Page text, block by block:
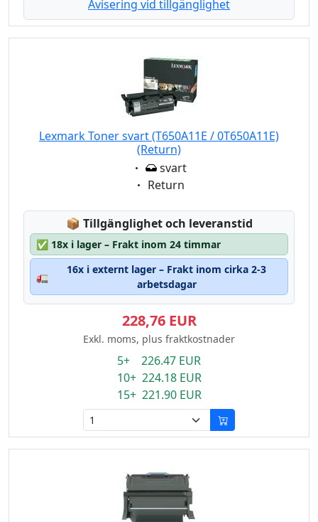
Avisering vid tillgänglighet
Lexmark Toner svart (T650A11E / 0T650A11E)
(Return)
Eigenschaft:
svart
Eigenschaft:
Return
📦 Lagerstatus:
Tillgänglighet och leveranstid
✅ 18x i lager – Frakt inom 24 timmar
🚛
16x i externt lager – Frakt inom cirka 2-3
arbetsdagar
228,76 EUR
Exkl. moms, plus fraktkostnader
5+ 226.47 EUR
10+ 224.18 EUR
15+ 221.90 EUR